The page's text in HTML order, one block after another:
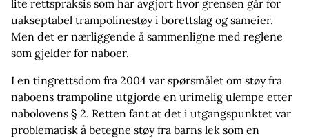
lite rettspraksis som har avgjort hvor grensen går for
uakseptabel trampolinestøy i borettslag og sameier.
Men det er nærliggende å sammenligne med reglene
som gjelder for naboer.
I en tingrettsdom fra 2004 var spørsmålet om støy fra
naboens trampoline utgjorde en urimelig ulempe etter
nabolovens § 2. Retten fant at det i utgangspunktet var
problematisk å betegne støy fra barns lek som en